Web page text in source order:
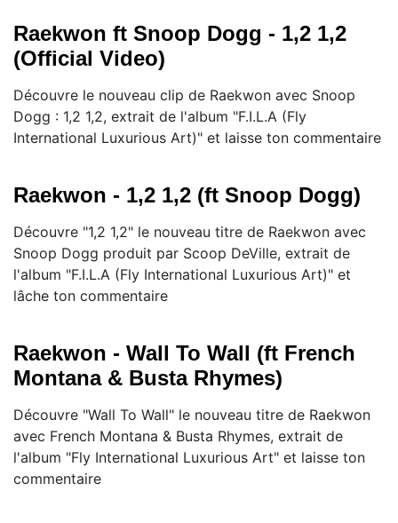
Raekwon ft Snoop Dogg - 1,2 1,2
(Official Video)
Découvre le nouveau clip de Raekwon avec Snoop
Dogg : 1,2 1,2, extrait de l'album "F.I.L.A (Fly
International Luxurious Art)" et laisse ton commentaire
Raekwon - 1,2 1,2 (ft Snoop Dogg)
Découvre "1,2 1,2" le nouveau titre de Raekwon avec
Snoop Dogg produit par Scoop DeVille, extrait de
l'album "F.I.L.A (Fly International Luxurious Art)" et
lâche ton commentaire
Raekwon - Wall To Wall (ft French
Montana & Busta Rhymes)
Découvre "Wall To Wall" le nouveau titre de Raekwon
avec French Montana & Busta Rhymes, extrait de
l'album "Fly International Luxurious Art" et laisse ton
commentaire